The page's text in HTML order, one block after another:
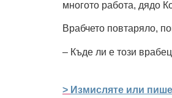
многото работа, дядо
Врабчето повтаряло,
– Къде ли е този
> Измисляте или